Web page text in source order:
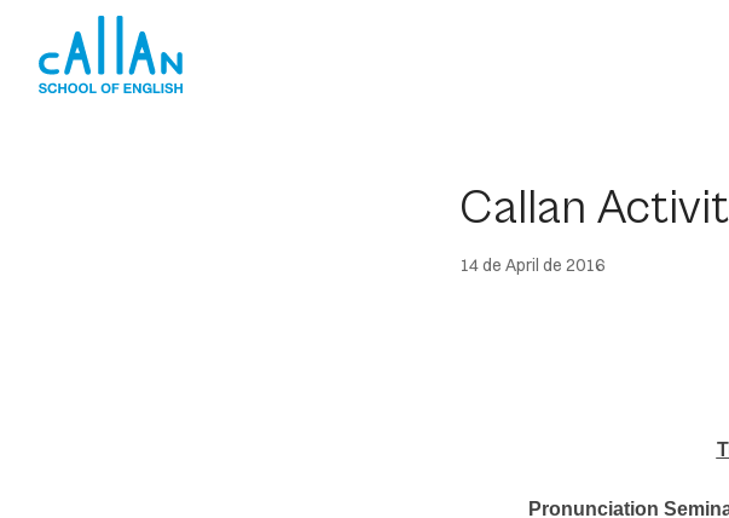
content
Callan
14 de April de 2016
Pronunciation